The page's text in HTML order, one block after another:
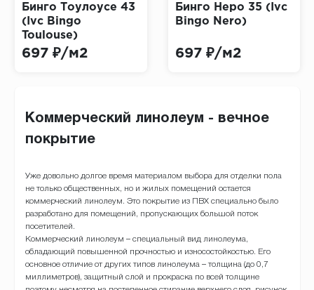
Бинго Тоулоусе 43
(Ivc Bingo
Toulouse)
697 ₽/м2
Бинго Неро 35 (Ivc
Bingo Nero)
697 ₽/м2
Коммерческий линолеум - вечное
покрытие
Уже довольно долгое время материалом выбора для отделки пола
не только общественных, но и жилых помещений остается
коммерческий линолеум. Это покрытие из ПВХ специально было
разработано для помещений, пропускающих большой поток
посетителей.
Коммерческий линолеум – специальный вид линолеума,
обладающий повышенной прочностью и износостойкостью. Его
основное отличие от других типов линолеума – толщина (до 0,7
миллиметров), защитный слой и прокраска по всей толщине